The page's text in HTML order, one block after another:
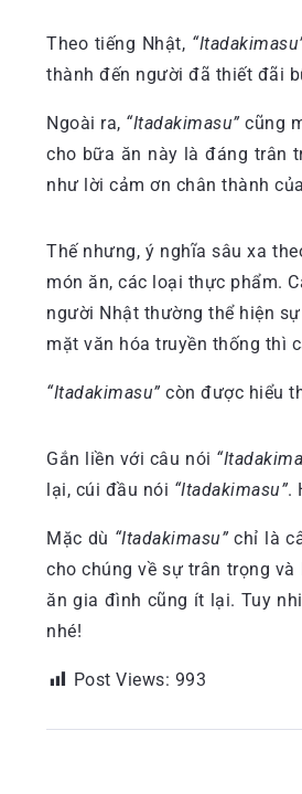
Theo tiếng Nhật,
thành đến người đã thiết đãi
Ngoài ra, “Itadakimasu”cũng
cho bữa ăn này là đáng trân
như lời cảm ơn chân thành
Thế nhưng, ý nghĩa sâu xa
món ăn, các loại thực phẩm.
người Nhật thường thể hiện
mặt văn hóa truyền thống thì
“Itadakimasu” còn được hiểu
Gắn liền với câu nói
lại, cúi đầu nói “Itadakimasu”.
Mặc dù “Itadakimasu”chỉ là
cho chúng về sự trân trọng
ăn gia đình cũng ít lại. Tuy
nhé!
Post Views: 993